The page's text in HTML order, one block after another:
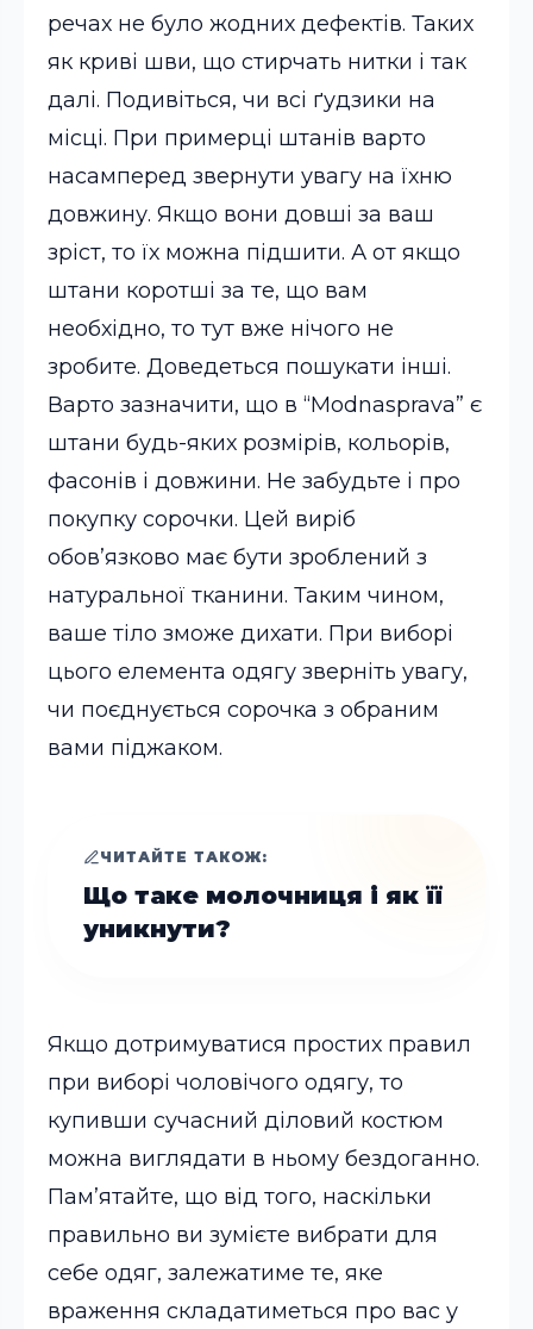
речах не було жодних дефектів. Таких
як криві шви, що стирчать нитки і так
далі. Подивіться, чи всі ґудзики на
місці. При примерці штанів варто
насамперед звернути увагу на їхню
довжину. Якщо вони довші за ваш
зріст, то їх можна підшити. А от якщо
штани коротші за те, що вам
необхідно, то тут вже нічого не
зробите. Доведеться пошукати інші.
Варто зазначити, що в “Modnasprava” є
штани будь-яких розмірів, кольорів,
фасонів і довжини. Не забудьте і про
покупку сорочки. Цей виріб
обов’язково має бути зроблений з
натуральної тканини. Таким чином,
ваше тіло зможе дихати. При виборі
цього елемента одягу зверніть увагу,
чи поєднується сорочка з обраним
вами піджаком.
ЧИТАЙТЕ ТАКОЖ:
Що таке молочниця і як її
уникнути?
Якщо дотримуватися простих правил
при виборі чоловічого одягу, то
купивши сучасний діловий костюм
можна виглядати в ньому бездоганно.
Пам’ятайте, що від того, наскільки
правильно ви зумієте вибрати для
себе одяг, залежатиме те, яке
враження складатиметься про вас у